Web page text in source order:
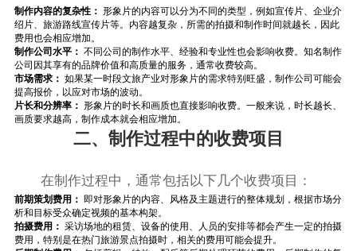
制作内容的复杂性： 形象片的内容可以分为不同的类型，例如宣传片、企业介
绍片、旅游路线宣传片等。内容越复杂，所需的拍摄和制作时间就越长，因此
费用也会相应增加。
制作公司水平： 不同公司的制作水平、经验和专业性也会影响收费。知名制作
公司因其享有的品牌价值和高质量的服务，通常收费较高。
市场需求： 如果某一时段文旅产业对形象片的需求特别旺盛，制作公司可能会
提高报价，以应对市场的波动。
片长和分辨率： 形象片的时长和画质也直接影响收费。一般来说，时长越长、
画质要求越高，制作成本就会相应增加。
二、制作过程中的收费项目
在制作过程中，通常包括以下几个收费项目：
前期策划费用： 即对形象片的内容、风格及主题进行的整体规划，根据市场分
析和目标受众确定视频的基本构架。
拍摄费用： 采访场地的租赁、设备的使用、人员的安排等都会产生一定的拍摄
费用，特别是在热门旅游景点拍摄时，相关的费用可能会提升。